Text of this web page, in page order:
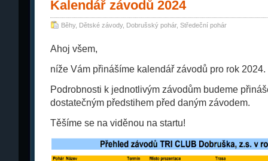
Kalendář závodů 2024
Běhy, Dětské závody, Dobrušský pohár, Středeční pohár
Ahoj všem,
níže Vám přinášíme kalendář závodů pro rok 2024.
Podrobnosti k jednotlivým závodům budeme
dostatečným předstihem před daným závodem.
Těšíme se na viděnou na startu!